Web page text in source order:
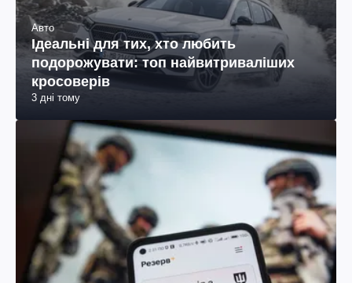
Авто
Ідеальні для тих, хто любить
подорожувати: топ найвитриваліших
кросоверів
3 дні тому